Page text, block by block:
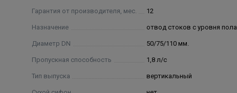
Гарантия от производителя, мес. 12
Назначение отвод стоков с уровня пола
Диаметр DN 50/75/110 мм.
Пропускная способность 1,8 л/с
Тип выпуска вертикальный